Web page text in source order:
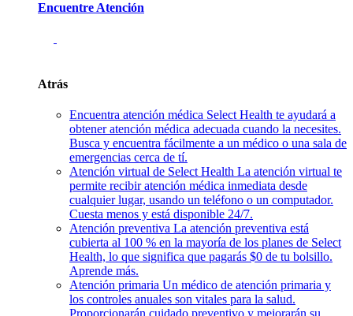
Encuentre Atención
Atrás
Encuentra atención médica Select Health te ayudará a
obtener atención médica adecuada cuando la necesites.
Busca y encuentra fácilmente a un médico o una sala de
emergencias cerca de tí.
Atención virtual de Select Health La atención virtual te
permite recibir atención médica inmediata desde
cualquier lugar, usando un teléfono o un computador.
Cuesta menos y está disponible 24/7.
Atención preventiva La atención preventiva está
cubierta al 100 % en la mayoría de los planes de Select
Health, lo que significa que pagarás $0 de tu bolsillo.
Aprende más.
Atención primaria Un médico de atención primaria y
los controles anuales son vitales para la salud.
Proporcionarán cuidado preventivo y mejorarán su